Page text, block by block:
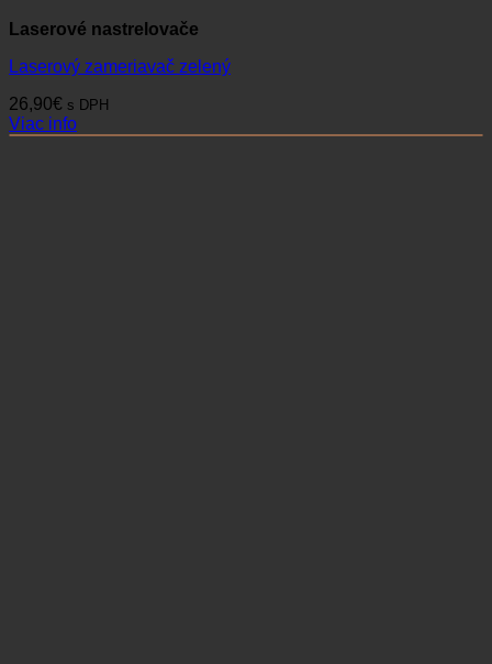
Laserové nastrelovače
Laserový zameriavač zelený
26,90€ s DPH
Viac info